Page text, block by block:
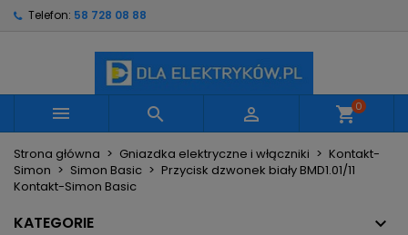
Telefon: 58 728 08 88
   shopping_cart0
Strona główna Gniazdka elektryczne i włączniki
Kontakt-
Simon
Simon Basic
Przycisk dzwonek biały BMD1.01/11
Kontakt-Simon Basic
KATEGORIE
Utwórz nową listę
Nazwa listy życzeń
Anuluj Utwórz listę życzeń
Musisz być zalogowany by zapisać produkty na
swojej liście życzeń.
Anuluj Zaloguj się